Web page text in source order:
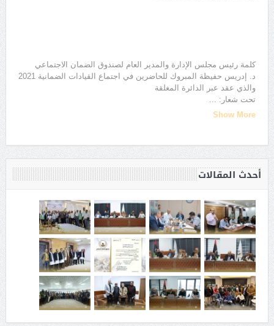
كلمة رئيس مجلس الإدارة والمدير العام لصندوق الضمان الاجتماعي
د. إدريس حفيظة المبروك للحاضرين في اجتماع القيادات الضمانية 2021
والذي عقد عبر الدائرة المغلقة
تحت شعار:
Show More
أحدث المقالات